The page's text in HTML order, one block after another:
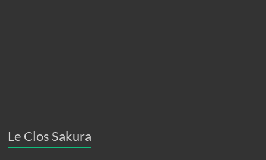
Le Clos Sakura